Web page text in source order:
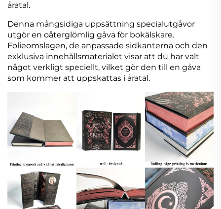
åratal.
Denna mångsidiga uppsättning specialutgåvor
utgör en oåterglömlig gåva för bokälskare.
Folieomslagen, de anpassade sidkanterna och den
exklusiva innehållsmaterialet visar att du har valt
något verkligt speciellt, vilket gör den till en gåva
som kommer att uppskattas i åratal.